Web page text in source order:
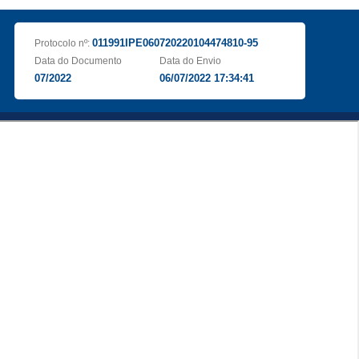
Protocolo nº: 011991IPE060720220104474810-95
Data do Documento
07/2022
Data do Envio
06/07/2022 17:34:41